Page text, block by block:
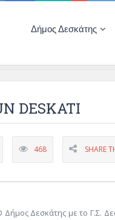
Δήμος Δεσκάτης
DESKATI
468 SHARE
Δήμος Δεσκάτης με το Γ.Σ.